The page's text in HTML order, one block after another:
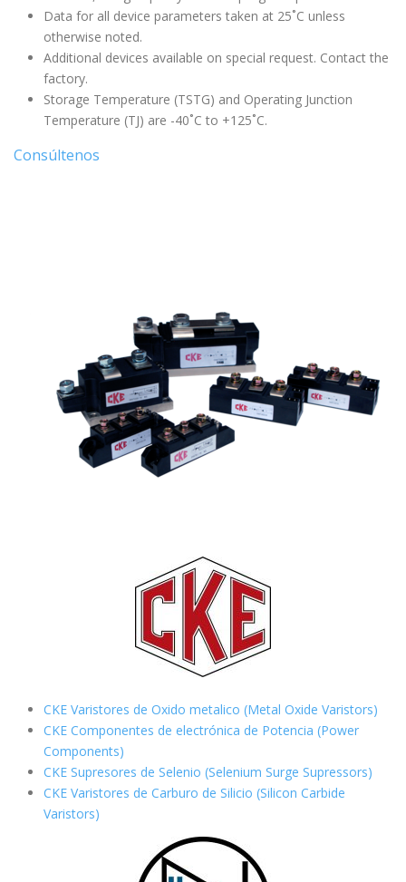
Data for all device parameters taken at 25˚C unless
otherwise noted.
Additional devices available on special request. Contact the
factory.
Storage Temperature (TSTG) and Operating Junction
Temperature (TJ) are -40˚C to +125˚C.
Consúltenos
CKE Varistores de Oxido metalico (Metal Oxide Varistors)
CKE Componentes de electrónica de Potencia (Power
Components)
CKE Supresores de Selenio (Selenium Surge Supressors)
CKE Varistores de Carburo de Silicio (Silicon Carbide
Varistors)